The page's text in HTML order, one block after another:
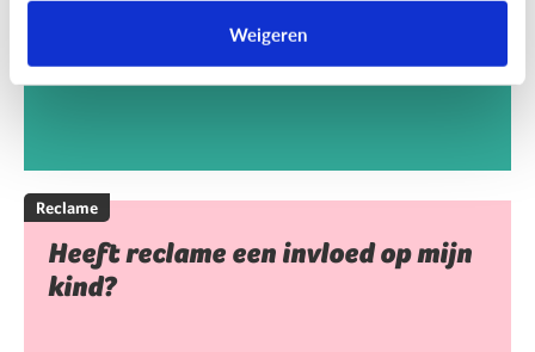
Weigeren
Reclame
Heeft reclame een invloed op mijn
kind?